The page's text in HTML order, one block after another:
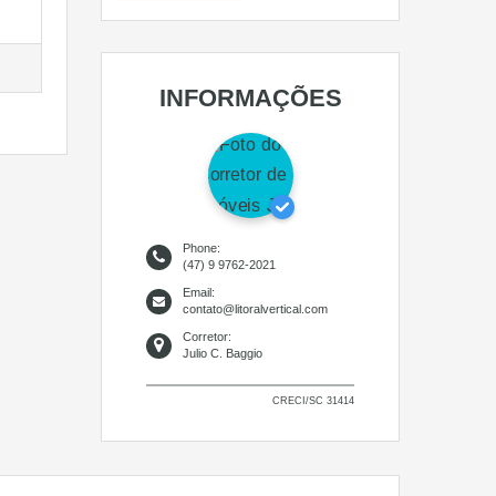
INFORMAÇÕES
Phone:
(47) 9 9762-2021
Email:
contato@litoralvertical.com
Corretor:
Julio C. Baggio
CRECI/SC 31414